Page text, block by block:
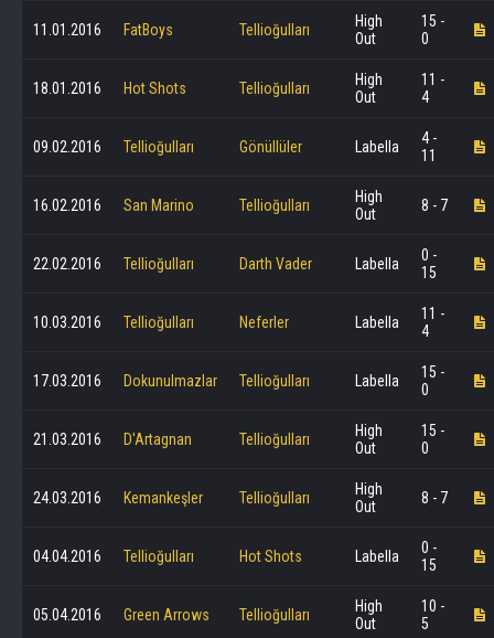
11.01.2016 FatBoys Tellioğulları
High
Out
15 -
0
18.01.2016 Hot Shots Tellioğulları
High
Out
11 -
4
09.02.2016 Tellioğulları Gönüllüler Labella
4 -
11
16.02.2016 San Marino Tellioğulları
High
Out
8 - 7
22.02.2016 Tellioğulları Darth Vader Labella
0 -
15
10.03.2016 Tellioğulları Neferler Labella
11 -
4
17.03.2016 Dokunulmazlar Tellioğulları Labella
15 -
0
21.03.2016 D'Artagnan Tellioğulları
High
Out
15 -
0
24.03.2016 Kemankeşler Tellioğulları
High
Out
8 - 7
04.04.2016 Tellioğulları Hot Shots Labella
0 -
15
05.04.2016 Green Arrows Tellioğulları
High
Out
10 -
5